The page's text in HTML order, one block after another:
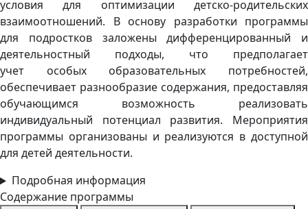
условия для оптимизации детско-родительских
взаимоотношений. В основу разработки программы
для подростков заложены дифференцированный и
деятельностный подходы, что предполагает
учет особых образовательных потребностей,
обеспечивает разнообразие содержания, предоставляя
обучающимся возможность реализовать
индивидуальный потенциал развития. Мероприятия
программы организованы и реализуются в доступной
для детей деятельности.
Подробная информация
Содержание программы